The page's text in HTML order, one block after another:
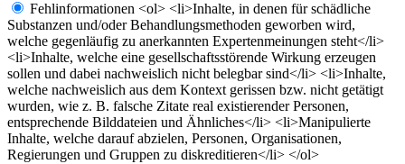
Fehlinformationen <ol> <li>Inhalte, in denen für schädliche
Substanzen und/oder Behandlungsmethoden geworben wird,
welche gegenläufig zu anerkannten Expertenmeinungen steht</li>
<li>Inhalte, welche eine gesellschaftsstörende Wirkung erzeugen
sollen und dabei nachweislich nicht belegbar sind</li> <li>Inhalte,
welche nachweislich aus dem Kontext gerissen bzw. nicht getätigt
wurden, wie z. B. falsche Zitate real existierender Personen,
entsprechende Bilddateien und Ähnliches</li> <li>Manipulierte
Inhalte, welche darauf abzielen, Personen, Organisationen,
Regierungen und Gruppen zu diskreditieren</li> </ol>